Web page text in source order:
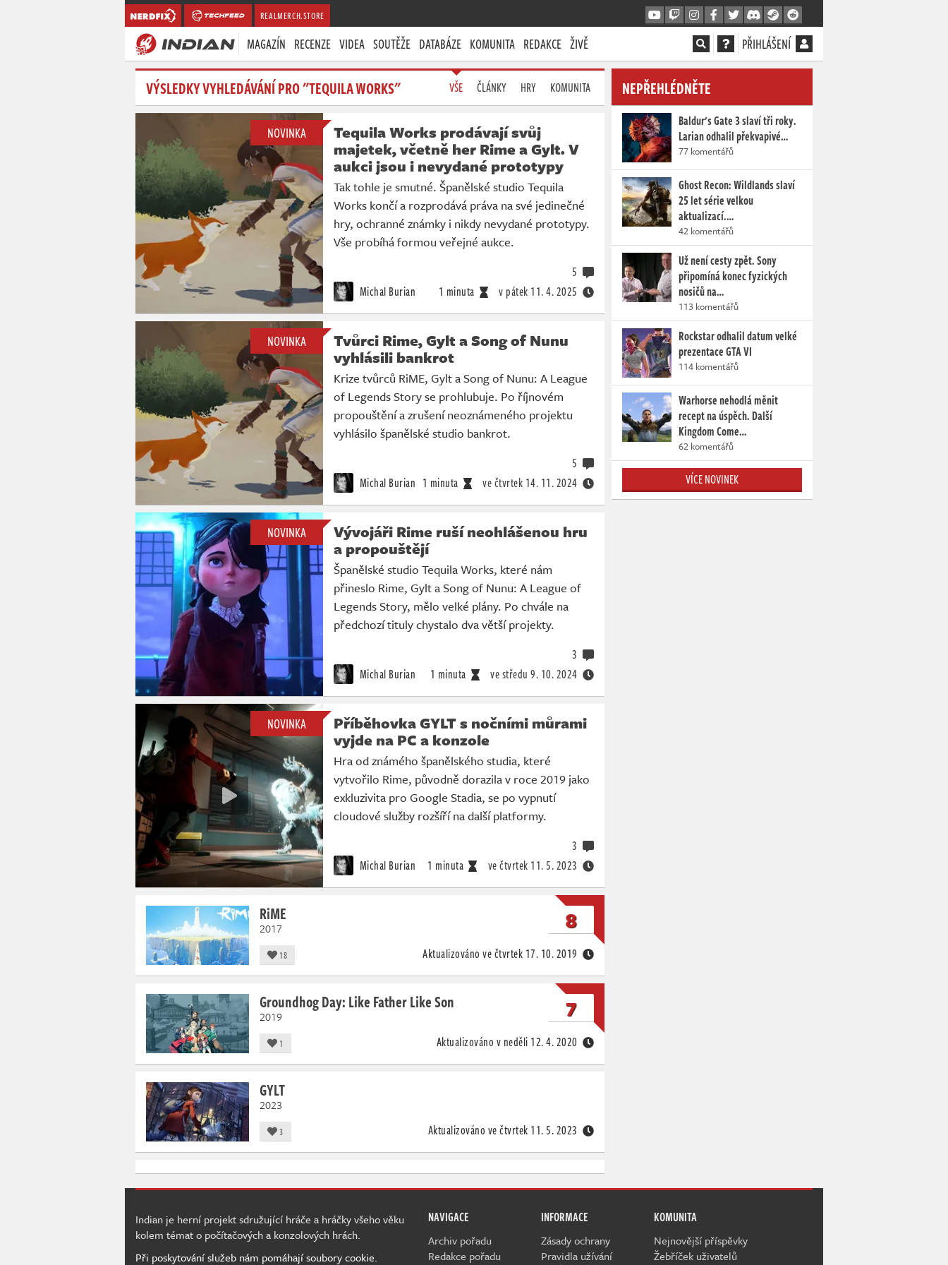
REALMERCH.STORE
MAGAZÍN RECENZE VIDEA SOUTĚŽE DATABÁZE KOMUNITA REDAKCE ŽIVĚ PŘIHLÁŠENÍ
VÝSLEDKY VYHLEDÁVÁNÍ PRO "TEQUILA WORKS" VŠE ČLÁNKY HRY KOMUNITA
NOVINKA
Tequila Works prodávají svůj
majetek, včetně her Rime a Gylt. V
aukci jsou i nevydané prototypy
Tak tohle je smutné. Španělské studio Tequila
Works končí a rozprodává práva na své jedinečné
hry, ochranné známky i nikdy nevydané prototypy.
Vše probíhá formou veřejné aukce.
Michal Burian 1 minuta v pátek 11. 4. 2025
5
NOVINKA
Tvůrci Rime, Gylt a Song of Nunu
vyhlásili bankrot
Krize tvůrců RiME, Gylt a Song of Nunu: A League
of Legends Story se prohlubuje. Po říjnovém
propouštění a zrušení neoznámeného projektu
vyhlásilo španělské studio bankrot.
Michal Burian 1 minuta ve čtvrtek 14. 11. 2024
5
NOVINKA
Vývojáři Rime ruší neohlášenou hru
a propouštějí
Španělské studio Tequila Works, které nám
přineslo Rime, Gylt a Song of Nunu: A League of
Legends Story, mělo velké plány. Po chvále na
předchozí tituly chystalo dva větší projekty.
Michal Burian 1 minuta ve středu 9. 10. 2024
3
NOVINKA
Příběhovka GYLT s nočními můrami
vyjde na PC a konzole
Hra od známého španělského studia, které
vytvořilo Rime, původně dorazila v roce 2019 jako
exkluzivita pro Google Stadia, se po vypnutí
cloudové služby rozšíří na další platformy.
Michal Burian 1 minuta ve čtvrtek 11. 5. 2023
3
8
RiME
2017
18 Aktualizováno ve čtvrtek 17. 10. 2019
7
Groundhog Day: Like Father Like Son
2019
1 Aktualizováno v neděli 12. 4. 2020
GYLT
2023
3 Aktualizováno ve čtvrtek 11. 5. 2023
NEPŘEHLÉDNĚTE
Baldur's Gate 3 slaví tři roky.
Larian odhalil překvapivé…
77 komentářů
Ghost Recon: Wildlands slaví
25 let série velkou
aktualizací.…
42 komentářů
Už není cesty zpět. Sony
připomíná konec fyzických
nosičů na…
113 komentářů
Rockstar odhalil datum velké
prezentace GTA VI
114 komentářů
Warhorse nehodlá měnit
recept na úspěch. Další
Kingdom Come…
62 komentářů
VÍCE NOVINEK
NAVIGACE
Archiv pořadu
Redakce pořadu
INFORMACE
Zásady ochrany
Pravidla užívání
KOMUNITA
Nejnovější příspěvky
Žebříček uživatelů
Indian je herní projekt sdružující hráče a hráčky všeho věku
kolem témat o počítačových a konzolových hrách.
Při poskytování služeb nám pomáhají soubory cookie.